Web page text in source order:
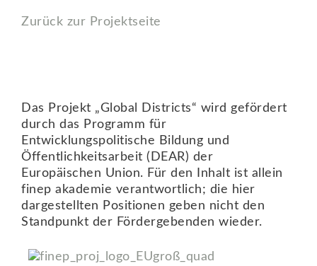
Zurück zur Projektseite
Das Projekt „Global Districts“ wird gefördert
durch das Programm für
Entwicklungspolitische Bildung und
Öffentlichkeitsarbeit (DEAR) der
Europäischen Union. Für den Inhalt ist allein
finep akademie verantwortlich; die hier
dargestellten Positionen geben nicht den
Standpunkt der Fördergebenden wieder.